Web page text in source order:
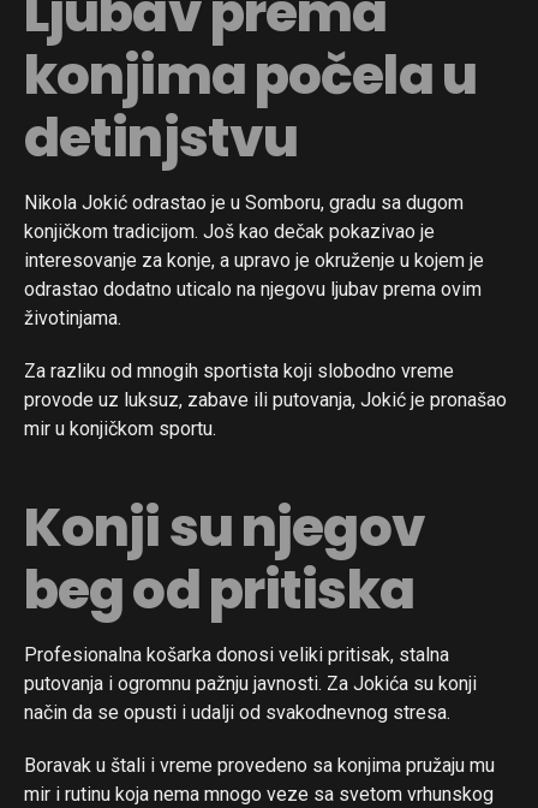
konjima počela u
detinjstvu
Nikola Jokić odrastao je u Somboru, gradu sa dugom
konjičkom tradicijom. Još kao dečak pokazivao je
interesovanje za konje, a upravo je okruženje u kojem je
odrastao dodatno uticalo na njegovu ljubav prema ovim
životinjama.
Za razliku od mnogih sportista koji slobodno vreme
provode uz luksuz, zabave ili putovanja, Jokić je pronašao
mir u konjičkom sportu.
Konji su njegov
beg od pritiska
Profesionalna košarka donosi veliki pritisak, stalna
putovanja i ogromnu pažnju javnosti. Za Jokića su konji
način da se opusti i udalji od svakodnevnog stresa.
Boravak u štali i vreme provedeno sa konjima pružaju mu
mir i rutinu koja nema mnogo veze sa svetom vrhunskog